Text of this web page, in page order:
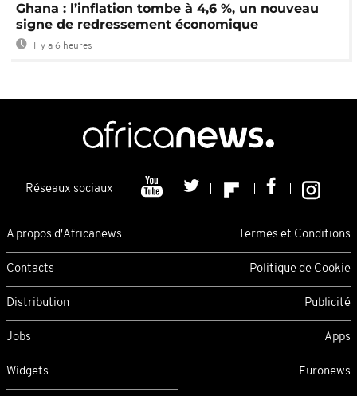
Ghana : l’inflation tombe à 4,6 %, un nouveau
signe de redressement économique
Il y a 6 heures
Réseaux sociaux
A propos d'Africanews Termes et Conditions
Contacts Politique de Cookie
Distribution Publicité
Jobs Apps
Widgets Euronews